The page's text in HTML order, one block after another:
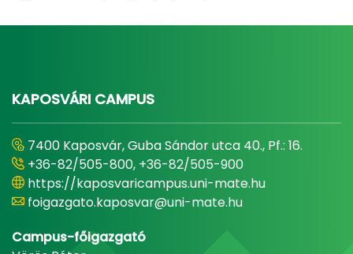
KAPOSVÁRI CAMPUS
7400 Kaposvár, Guba Sándor utca 40., Pf.: 16.
+36-82/505-800, +36-82/505-900
https://kaposvaricampus.uni-mate.hu
foigazgato.kaposvar@uni-mate.hu
Campus-főigazgató